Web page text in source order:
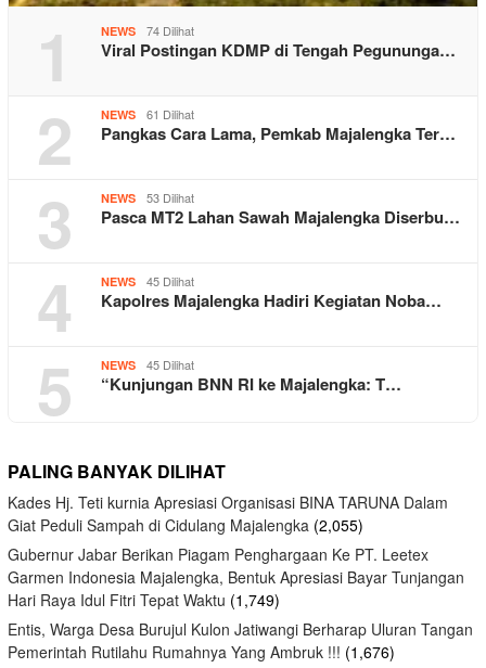
1 NEWS 74 Dilihat
Viral Postingan KDMP di Tengah Pegununga…
2 NEWS 61 Dilihat
Pangkas Cara Lama, Pemkab Majalengka Ter…
3 NEWS 53 Dilihat
Pasca MT2 Lahan Sawah Majalengka Diserbu…
4 NEWS 45 Dilihat
Kapolres Majalengka Hadiri Kegiatan Noba…
5 NEWS 45 Dilihat
“Kunjungan BNN RI ke Majalengka: T…
PALING BANYAK DILIHAT
Kades Hj. Teti kurnia Apresiasi Organisasi BINA TARUNA Dalam
Giat Peduli Sampah di Cidulang Majalengka (2,055)
Gubernur Jabar Berikan Piagam Penghargaan Ke PT. Leetex
Garmen Indonesia Majalengka, Bentuk Apresiasi Bayar Tunjangan
Hari Raya Idul Fitri Tepat Waktu (1,749)
Entis, Warga Desa Burujul Kulon Jatiwangi Berharap Uluran Tangan
Pemerintah Rutilahu Rumahnya Yang Ambruk !!! (1,676)